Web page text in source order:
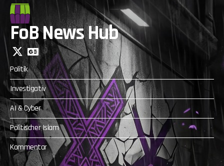
FoB News Hub
Politik
Investigativ
AI & Cyber
Politischer Islam
Kommentar